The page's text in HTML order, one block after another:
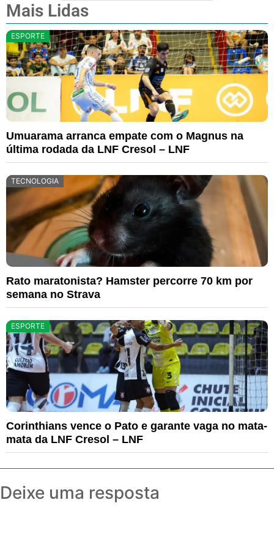
Mais Lidas
ESPORTE
Umuarama arranca empate com o Magnus na
última rodada da LNF Cresol – LNF
TECNOLOGIA
Rato maratonista? Hamster percorre 70 km por
semana no Strava
ESPORTE
Corinthians vence o Pato e garante vaga no mata-
mata da LNF Cresol – LNF
Deixe uma resposta